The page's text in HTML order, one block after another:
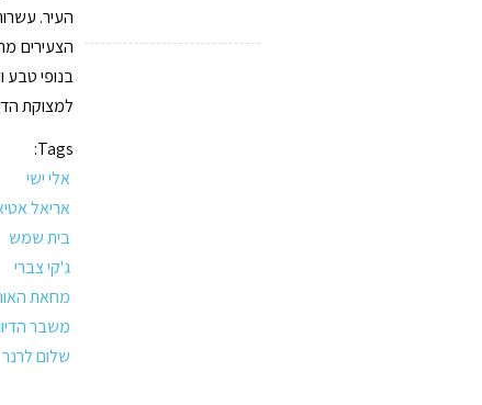
העיר.
הצעירים
בנופי טבע
למצוקת
Tags:
אלי ישי
אריאל
בית שמש
ג'קי צברי
מחאת
משבר
שלום לרנר